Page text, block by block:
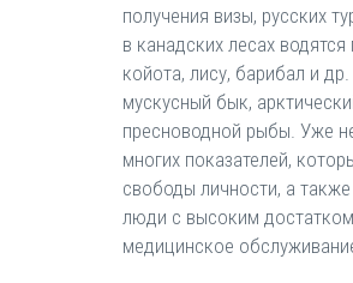
получения визы, русских
в канадских лесах
койота, лису, барибал и
мускусный бык,
пресноводной рыбы. Уже
многих показателей,
свободы личности, а
люди с высоким
медицинское